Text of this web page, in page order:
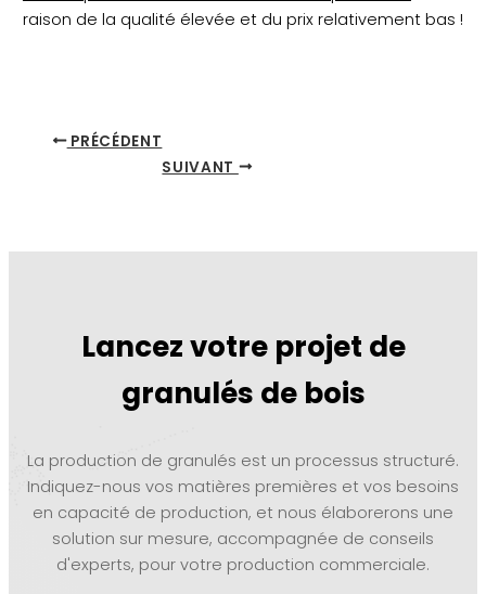
raison de la qualité élevée et du prix relativement bas !
PRÉCÉDENT
SUIVANT
Lancez votre projet de
granulés de bois
La production de granulés est un processus structuré.
Indiquez-nous vos matières premières et vos besoins
en capacité de production, et nous élaborerons une
solution sur mesure, accompagnée de conseils
d'experts, pour votre production commerciale.